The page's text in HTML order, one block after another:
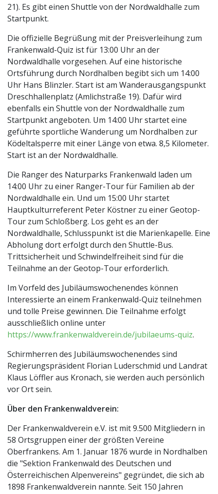
21). Es gibt einen Shuttle von der Nordwaldhalle zum
Startpunkt.
Die offizielle Begrüßung mit der Preisverleihung zum
Frankenwald-Quiz ist für 13:00 Uhr an der
Nordwaldhalle vorgesehen. Auf eine historische
Ortsführung durch Nordhalben begibt sich um 14:00
Uhr Hans Blinzler. Start ist am Wanderausgangspunkt
Dreschhallenplatz (Amlichstraße 19). Dafür wird
ebenfalls ein Shuttle von der Nordwaldhalle zum
Startpunkt angeboten. Um 14:00 Uhr startet eine
geführte sportliche Wanderung um Nordhalben zur
Ködeltalsperre mit einer Länge von etwa. 8,5 Kilometer.
Start ist an der Nordwaldhalle.
Die Ranger des Naturparks Frankenwald laden um
14:00 Uhr zu einer Ranger-Tour für Familien ab der
Nordwaldhalle ein. Und um 15:00 Uhr startet
Hauptkulturreferent Peter Köstner zu einer Geotop-
Tour zum Schloßberg. Los geht es an der
Nordwaldhalle, Schlusspunkt ist die Marienkapelle. Eine
Abholung dort erfolgt durch den Shuttle-Bus.
Trittsicherheit und Schwindelfreiheit sind für die
Teilnahme an der Geotop-Tour erforderlich.
Im Vorfeld des Jubiläumswochenendes können
Interessierte an einem Frankenwald-Quiz teilnehmen
und tolle Preise gewinnen. Die Teilnahme erfolgt
ausschließlich online unter
https://www.frankenwaldverein.de/jubilaeums-quiz.
Schirmherren des Jubiläumswochenendes sind
Regierungspräsident Florian Luderschmid und Landrat
Klaus Löffler aus Kronach, sie werden auch persönlich
vor Ort sein.
Über den Frankenwaldverein:
Der Frankenwaldverein e.V. ist mit 9.500 Mitgliedern in
58 Ortsgruppen einer der größten Vereine
Oberfrankens. Am 1. Januar 1876 wurde in Nordhalben
die "Sektion Frankenwald des Deutschen und
Österreichischen Alpenvereins" gegründet, die sich ab
1898 Frankenwaldverein nannte. Seit 150 Jahren